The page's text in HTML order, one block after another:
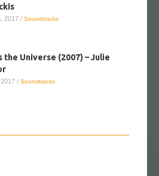
2017 / Soundtracks
the Universe (2007) – Julie
/ Soundtracks